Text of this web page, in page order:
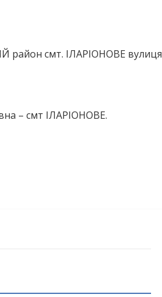
район смт. ІЛАРІОНОВЕ вулиця
– смт ІЛАРІОНОВЕ.